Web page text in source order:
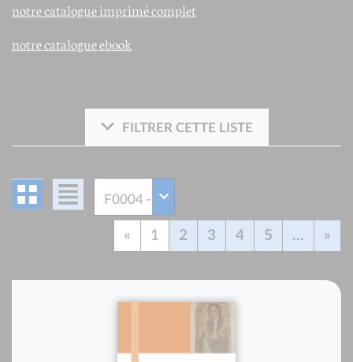
notre catalogue imprimé complet
notre catalogue ebook
FILTRER CETTE LISTE
« 1 2 3 4 5 ... »